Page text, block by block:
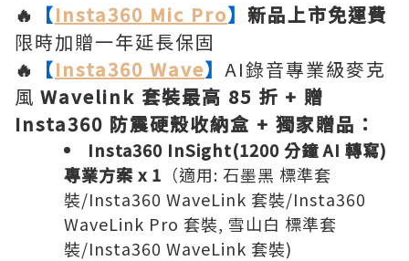
🔥 【Insta360 Mic Pro】 新品上市免運費
限時加贈一年延長保固
🔥
【Insta360 Wave】 AI錄音專業級麥克
風 Wavelink 套裝最高 85 折 + 贈
Insta360 防震硬殼收納盒 + 獨家贈品：
Insta360 InSight(1200 分鐘 AI 轉寫)
專業方案 x 1 （適用: 石墨黑 標準套
裝/Insta360 WaveLink 套裝/Insta360
WaveLink Pro 套裝, 雪山白 標準套
裝/Insta360 WaveLink 套裝)